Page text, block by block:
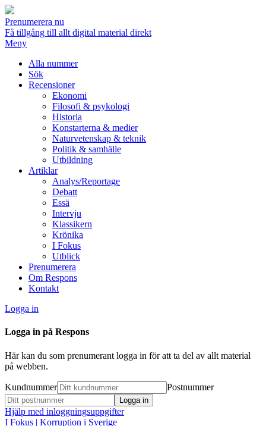
Prenumerera nu
Få tillgång till allt digital material direkt
Meny
Alla nummer
Sök
Recensioner
Ekonomi
Filosofi & psykologi
Historia
Konstarterna & medier
Naturvetenskap & teknik
Politik & samhälle
Utbildning
Artiklar
Analys/Reportage
Debatt
Essä
Intervju
Klassikern
Krönika
I Fokus
Utblick
Prenumerera
Om Respons
Kontakt
Logga in
Logga in på Respons
Här kan du som prenumerant logga in för att ta del av allt material
på webben.
Kundnummer Postnummer
Hjälp med inloggningsuppgifter
I Fokus | Korruption i Sverige